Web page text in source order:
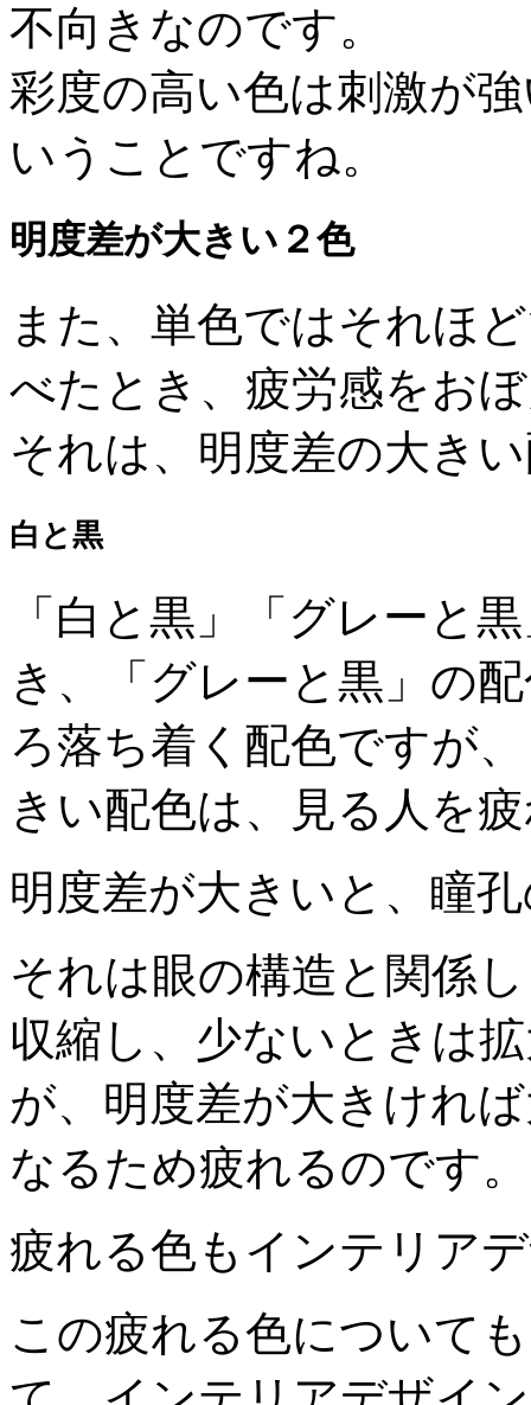
不向きなのです。
彩度の高い色は刺激が
いうことですね。
明度差が大きい２色
また、単色ではそれほ
べたとき、疲労感をお
それは、明度差の大き
白と黒
「白と黒」「グレーと
き、「グレーと黒」の
ろ落ち着く配色ですが
きい配色は、見る人を
明度差が大きいと、瞳
それは眼の構造と関係
収縮し、少ないときは
が、明度差が大きけれ
なるため疲れるのです。
疲れる色もインテリア
この疲れる色について